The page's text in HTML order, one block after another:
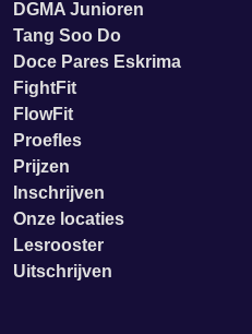
DGMA Junioren
Tang Soo Do
Doce Pares Eskrima
FightFit
FlowFit
Proefles
Prijzen
Inschrijven
Onze locaties
Lesrooster
Uitschrijven